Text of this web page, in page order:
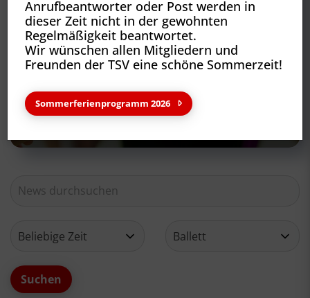
Neues aus deinem Verein
Anrufbeantworter oder Post werden in
dieser Zeit nicht in der gewohnten
Regelmäßigkeit beantwortet.
Wir wünschen allen Mitgliedern und
Freunden der TSV eine schöne Sommerzeit!
Sommerferienprogramm 2026